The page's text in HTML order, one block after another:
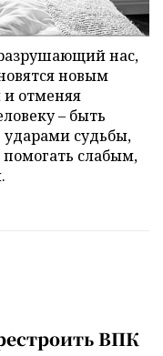
нас,
новым
и отменяя
– быть
судьбы,
помогать слабым,
ВПК